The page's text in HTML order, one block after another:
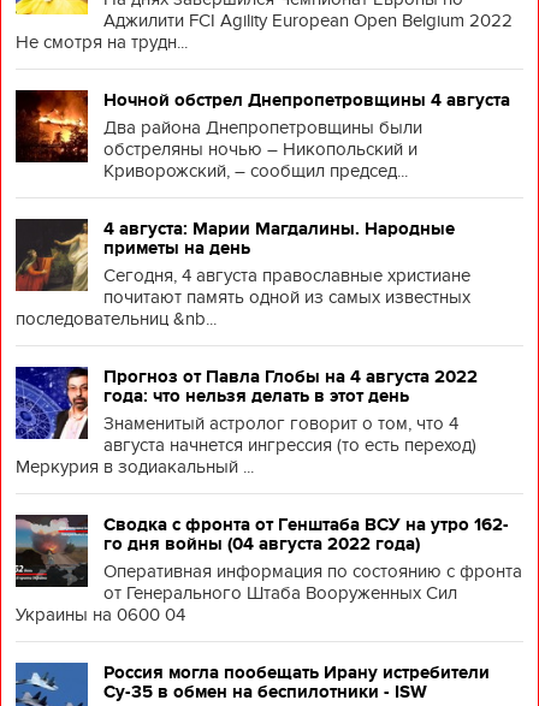
Аджилити FCI Agility European Open Belgium 2022
Не смотря на трудн...
Ночной обстрел Днепропетровщины 4 августа
Два района Днепропетровщины были
обстреляны ночью – Никопольский и
Криворожский, – сообщил председ...
4 августа: Марии Магдалины. Народные
приметы на день
Сегодня, 4 августа православные христиане
почитают память одной из самых известных
последовательниц &nb...
Прогноз от Павла Глобы на 4 августа 2022
года: что нельзя делать в этот день
Знаменитый астролог говорит о том, что 4
августа начнется ингрессия (то есть переход)
Меркурия в зодиакальный ...
Сводка с фронта от Генштаба ВСУ на утро 162-
го дня войны (04 августа 2022 года)
Оперативная информация по состоянию с фронта
от Генерального Штаба Вооруженных Сил
Украины на 0600 04
Россия могла пообещать Ирану истребители
Су-35 в обмен на беспилотники - ISW